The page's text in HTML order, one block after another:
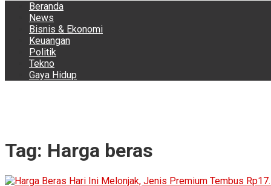
Beranda
News
Bisnis & Ekonomi
Keuangan
Politik
Tekno
Gaya Hidup
Tag: Harga beras